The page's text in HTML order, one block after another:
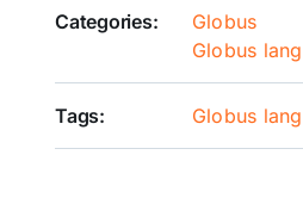
Categories:
Globus
Globus lang
Tags: Globus lang